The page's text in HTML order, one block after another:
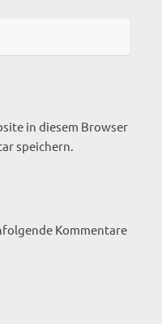
in diesem Browser
speichern.
Kommentare